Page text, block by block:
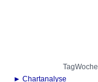
TagWoche
► Chartanalyse